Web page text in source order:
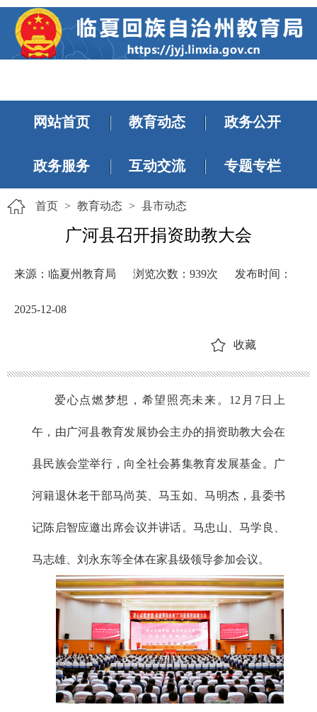
网站首页 教育动态 政务公开
政务服务 互动交流 专题专栏
首页 > 教育动态 > 县市动态
广河县召开捐资助教大会
来源：临夏州教育局 浏览次数： 939次 发布时间：
2025-12-08
收藏
爱心点燃梦想，希望照亮未来。12月7日上
午，由广河县教育发展协会主办的捐资助教大会在
县民族会堂举行，向全社会募集教育发展基金。广
河籍退休老干部马尚英、马玉如、马明杰，县委书
记陈启智应邀出席会议并讲话。 马忠山、马学良、
马志雄、刘永东等全体在家县级领导参加会议。